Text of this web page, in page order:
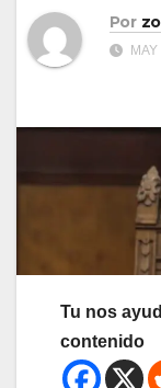
Por
Tu nos
contenido